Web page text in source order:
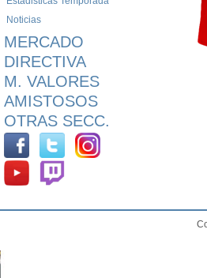
Noticias
MERCADO
DIRECTIVA
M. VALORES
AMISTOSOS
OTRAS SECC.